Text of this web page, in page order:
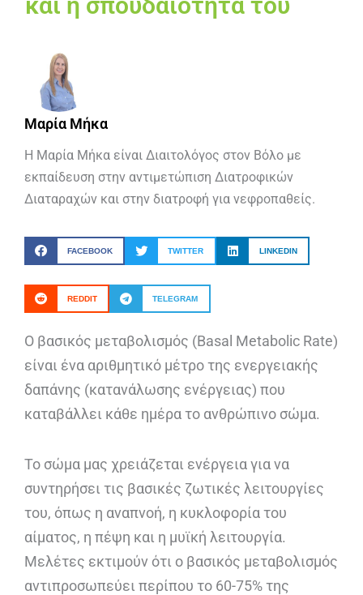
Μαρία Μήκα
Η Μαρία Μήκα είναι Διαιτολόγος στον Βόλο με
εκπαίδευση στην αντιμετώπιση Διατροφικών
Διαταραχών και στην διατροφή για νεφροπαθείς.
FACEBOOK TWITTER LINKEDIN
REDDIT TELEGRAM
Ο βασικός μεταβολισμός (Basal Metabolic Rate)
είναι ένα αριθμητικό μέτρο της ενεργειακής
δαπάνης (κατανάλωσης ενέργειας) που
καταβάλλει κάθε ημέρα το ανθρώπινο σώμα.
Το σώμα μας χρειάζεται ενέργεια για να
συντηρήσει τις βασικές ζωτικές λειτουργίες
του, όπως η αναπνοή, η κυκλοφορία του
αίματος, η πέψη και η μυϊκή λειτουργία.
Μελέτες εκτιμούν ότι ο βασικός μεταβολισμός
αντιπροσωπεύει περίπου το 60-75% της